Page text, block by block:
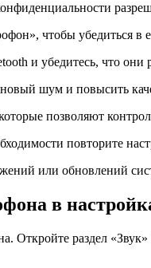
чтобы убедиться в
и убедитесь, что они
шум и повысить
позволяют
повторите
или обновлений
в
раздел